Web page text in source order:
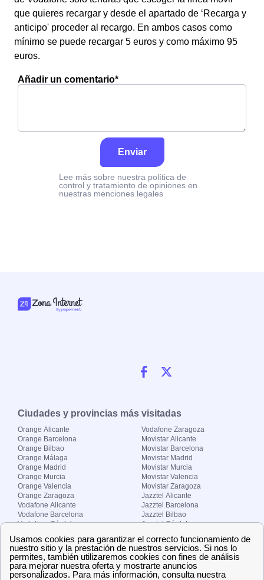
que quieres recargar y desde el apartado de ‘Recarga y
anticipo' proceder al recargo. En ambos casos como
mínimo se puede recargar 5 euros y como máximo 95
euros.
Añadir un comentario*
Enviar
Lee más sobre nuestra política de
control y tratamiento de opiniones en
nuestras menciones legales
Ciudades y provincias más visitadas
Orange Alicante
Orange Barcelona
Orange Bilbao
Orange Málaga
Orange Madrid
Orange Murcia
Orange Valencia
Orange Zaragoza
Vodafone Alicante
Vodafone Barcelona
Vodafone Córdoba
Vodafone Madrid
Vodafone Murcia
Vodafone Valencia
Vodafone Zaragoza
Movistar Alicante
Movistar Barcelona
Movistar Madrid
Movistar Murcia
Movistar Valencia
Movistar Zaragoza
Jazztel Alicante
Jazztel Barcelona
Jazztel Bilbao
Jazztel Córdoba
Jazztel Málaga
Jazztel Valencia
Jazztel Zaragoza
Sobre Zona-internet.com